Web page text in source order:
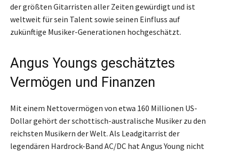
der größten Gitarristen aller Zeiten gewürdigt und ist
weltweit für sein Talent sowie seinen Einfluss auf
zukünftige Musiker-Generationen hochgeschätzt.
Angus Youngs geschätztes
Vermögen und Finanzen
Mit einem Nettovermögen von etwa 160 Millionen US-
Dollar gehört der schottisch-australische Musiker zu den
reichsten Musikern der Welt. Als Leadgitarrist der
legendären Hardrock-Band AC/DC hat Angus Young nicht